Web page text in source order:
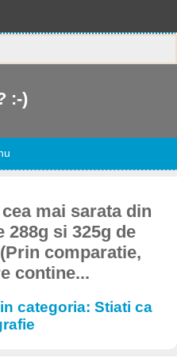
:-)
mai sarata din
288g si 325g de
comparatie,
contine...
categoria: Stiati ca